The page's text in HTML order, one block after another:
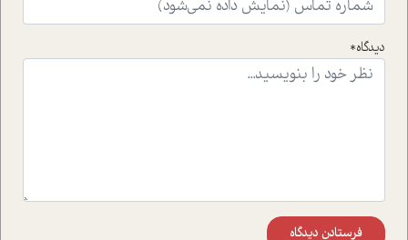
راهکارهای حل آن قرار می دهد که در اتاق درمان اتفاق افتاده
موثرترین راهکارهای استفاده از هوش مصنوعی در حوزه های
دیدگاه*
فرستادن دیدگاه